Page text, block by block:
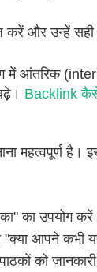
और उन्हें सही
आंतरिक
Backlink
महत्वपूर्ण है।
का उपयोग
आपने कभी
को